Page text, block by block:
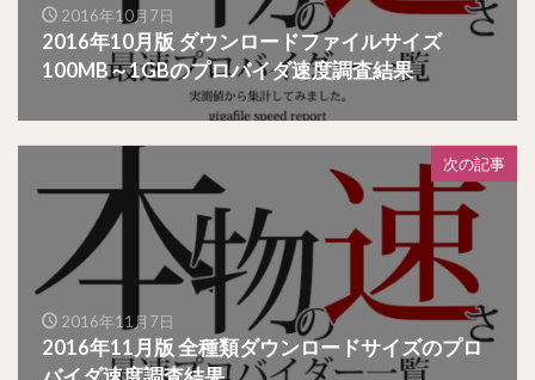
2016年10月7日
2016年10月版 ダウンロードファイルサイズ
100MB～1GBのプロバイダ速度調査結果
次の記事
2016年11月7日
2016年11月版 全種類ダウンロードサイズのプロ